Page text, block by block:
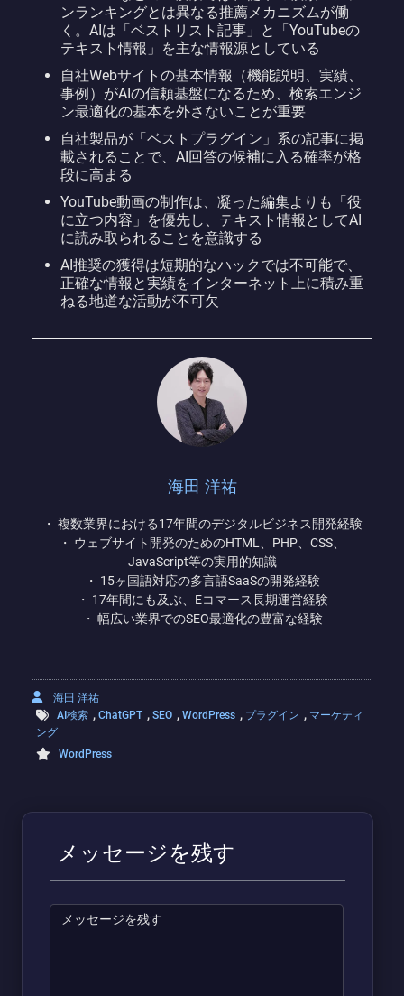
ンランキングとは異なる推薦メカニズムが働
く。AIは「ベストリスト記事」と「YouTubeの
テキスト情報」を主な情報源としている
自社Webサイトの基本情報（機能説明、実績、
事例）がAIの信頼基盤になるため、検索エンジ
ン最適化の基本を外さないことが重要
自社製品が「ベストプラグイン」系の記事に掲
載されることで、AI回答の候補に入る確率が格
段に高まる
YouTube動画の制作は、凝った編集よりも「役
に立つ内容」を優先し、テキスト情報としてAI
に読み取られることを意識する
AI推奨の獲得は短期的なハックでは不可能で、
正確な情報と実績をインターネット上に積み重
ねる地道な活動が不可欠
海田 洋祐
・ 複数業界における17年間のデジタルビジネス開発経験
・ ウェブサイト開発のためのHTML、PHP、CSS、
JavaScript等の実用的知識
・ 15ヶ国語対応の多言語SaaSの開発経験
・ 17年間にも及ぶ、Eコマース長期運営経験
・ 幅広い業界でのSEO最適化の豊富な経験
海田 洋祐
AI検索 , ChatGPT , SEO , WordPress , プラグイン , マーケティ
ング
WordPress
メッセージを残す